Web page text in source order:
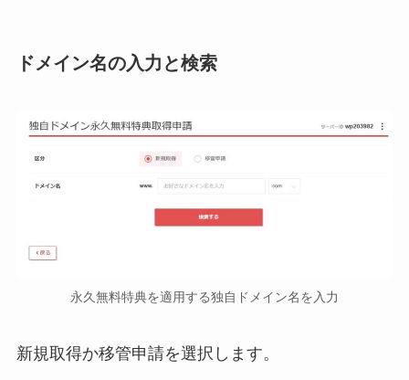
ドメイン名の入力と検索
永久無料特典を適用する独自ドメイン名を入力
新規取得か移管申請を選択します。